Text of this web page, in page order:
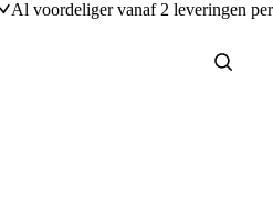
Al voordeliger vanaf 2 leveringen